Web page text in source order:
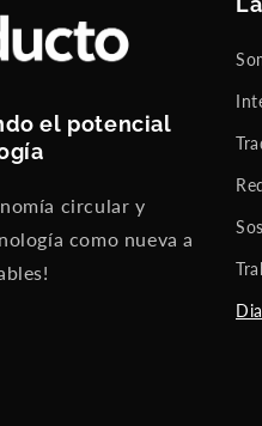
el potencial
circular y
como nueva a